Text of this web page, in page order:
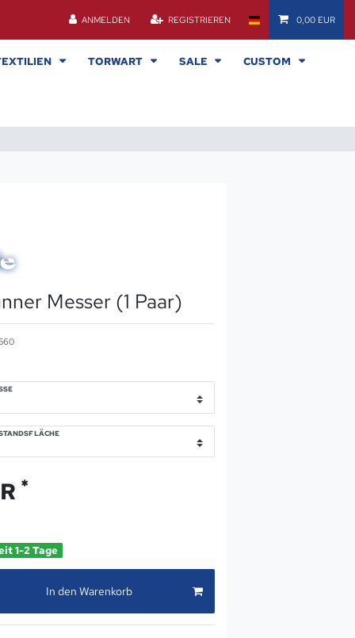
ANMELDEN REGISTRIEREN 0,00 EUR
TORWART SALE CUSTOM
Messer (1 Paar)
*
1-2 Tage
In den Warenkorb